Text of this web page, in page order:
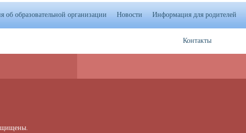
об образовательной организации Новости Информация для родителей
Контакты